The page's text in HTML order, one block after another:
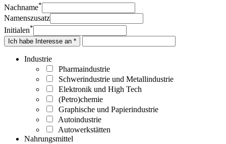
Nachname*
Namenszusatz
Initialen*
Ich habe Interesse an *
Industrie
Pharmaindustrie
Schwerindustrie und Metallindustrie
Elektronik und High Tech
(Petro)chemie
Graphische und Papierindustrie
Autoindustrie
Autowerkstätten
Nahrungsmittel